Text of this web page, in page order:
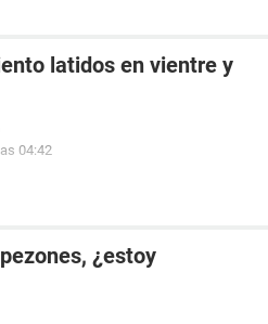
latidos en vientre y
04:42
¿estoy